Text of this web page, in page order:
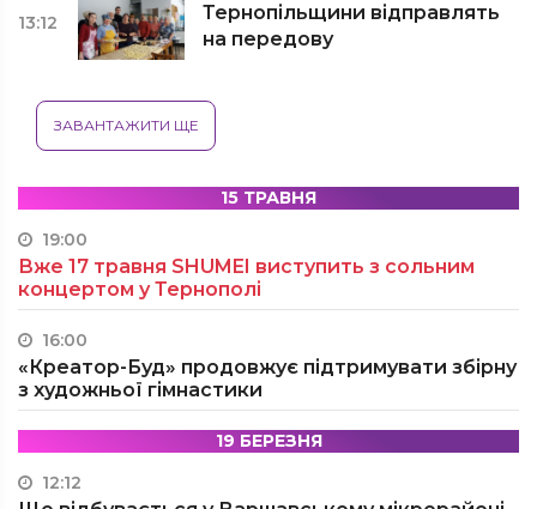
13:12
Тернопільщини відправлять
на передову
ЗАВАНТАЖИТИ ЩЕ
15 ТРАВНЯ
19:00
Вже 17 травня SHUMEI виступить з сольним
концертом у Тернополі
16:00
«Креатор-Буд» продовжує підтримувати збірну
з художньої гімнастики
19 БЕРЕЗНЯ
12:12